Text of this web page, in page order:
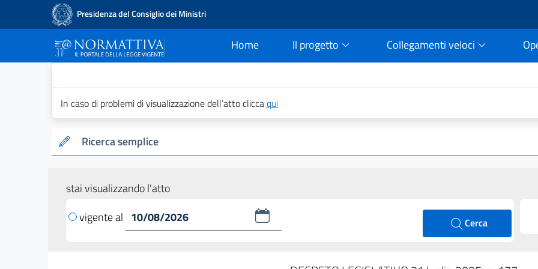
Presidenza del Consiglio dei Ministri
Home
current Il progetto Collegamenti veloci
In caso di problemi di visualizzazione dell’atto cliccaqui
Ricerca semplice
stai visualizzando l'atto
vigente al
Cerca